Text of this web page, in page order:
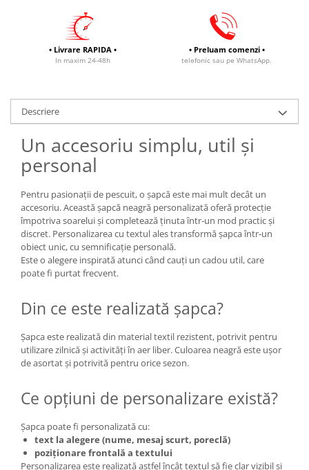
• Livrare RAPIDA •
In maxim 24-48h
• Preluam comenzi •
telefonic sau pe WhatsApp.
Descriere
Un accesoriu simplu, util și
personal
Pentru pasionații de pescuit, o șapcă este mai mult decât un
accesoriu. Această șapcă neagră personalizată oferă protecție
împotriva soarelui și completează ținuta într-un mod practic și
discret. Personalizarea cu textul ales transformă șapca într-un
obiect unic, cu semnificație personală.
Este o alegere inspirată atunci când cauți un cadou util, care
poate fi purtat frecvent.
Din ce este realizată șapca?
Șapca este realizată din material textil rezistent, potrivit pentru
utilizare zilnică și activități în aer liber. Culoarea neagră este ușor
de asortat și potrivită pentru orice sezon.
Ce opțiuni de personalizare există?
Șapca poate fi personalizată cu:
text la alegere (nume, mesaj scurt, poreclă)
poziționare frontală a textului
Personalizarea este realizată astfel încât textul să fie clar vizibil și